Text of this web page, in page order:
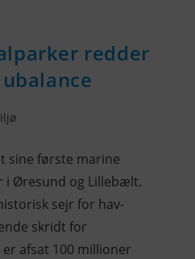
redder
sine første marine
i Øresund og Lillebælt.
sejr for hav-
skridt for
afsat 100 millioner